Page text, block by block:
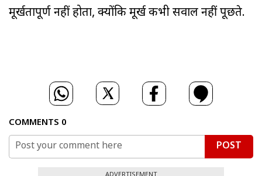
मूर्खतापूर्ण नहीं होता, क्योंकि मूर्ख कभी सवाल नहीं पूछते.
COMMENTS 0
POST